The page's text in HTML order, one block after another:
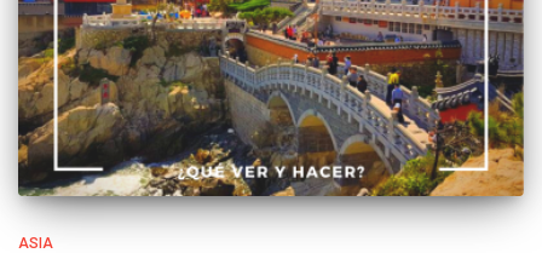
ASIA